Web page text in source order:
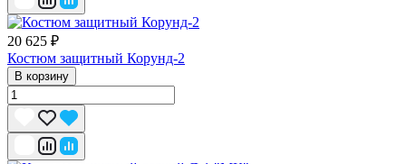
20 625 ₽
Костюм защитный Корунд-2
В корзину